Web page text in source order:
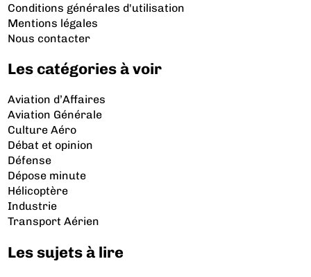
Conditions générales d'utilisation
Mentions légales
Nous contacter
Les catégories à voir
Aviation d’Affaires
Aviation Générale
Culture Aéro
Débat et opinion
Défense
Dépose minute
Hélicoptère
Industrie
Transport Aérien
Les sujets à lire